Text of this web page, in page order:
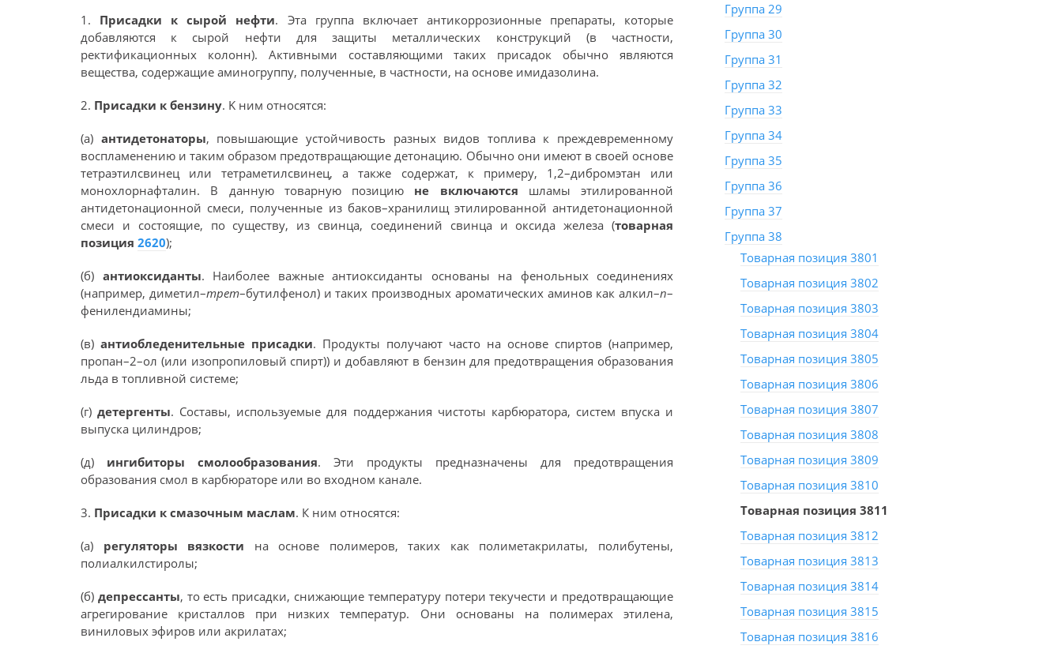
1. Присадки к сырой нефти. Эта группа включает антикоррозионные препараты, которые
добавляются к сырой нефти для защиты металлических конструкций (в частности,
ректификационных колонн). Активными составляющими таких присадок обычно являются
вещества, содержащие аминогруппу, полученные, в частности, на основе имидазолина.
2. Присадки к бензину. K ним относятся:
(а) антидетонаторы, повышающие устойчивость разных видов топлива к преждевременному
воспламенению и таким образом предотвращающие детонацию. Обычно они имеют в своей основе
тетраэтилсвинец или тетраметилсвинец, а также содержат, к примеру, 1,2–дибромэтан или
монохлорнафталин. В данную товарную позицию не включаются шламы этилированной
антидетонационной смеси, полученные из баков–хранилищ этилированной антидетонационной
смеси и состоящие, по существу, из свинца, соединений свинца и оксида железа (товарная
позиция 2620);
(б) антиоксиданты. Наиболее важные антиоксиданты основаны на фенольных соединениях
(например, диметил–трет–бутилфенол) и таких производных ароматических аминов как алкил–n–
фенилендиамины;
(в) антиобледенительные присадки. Продукты получают часто на основе спиртов (например,
пропан–2–ол (или изопропиловый спирт)) и добавляют в бензин для предотвращения образования
льда в топливной системе;
(г)детергенты. Составы, используемые для поддержания чистоты карбюратора, систем впуска и
выпуска цилиндров;
(д) ингибиторы смолообразования. Эти продукты предназначены для предотвращения
образования смол в карбюраторе или во входном канале.
3. Присадки к смазочным маслам. К ним относятся:
(а) регуляторы вязкости на основе полимеров, таких как полиметакрилаты, полибутены,
полиалкилстиролы;
(б) депрессанты, то есть присадки, снижающие температуру потери текучести и предотвращающие
агрегирование кристаллов при низких температур. Они основаны на полимерах этилена,
виниловых эфиров или акрилатах;
Группа 29
Группа 30
Группа 31
Группа 32
Группа 33
Группа 34
Группа 35
Группа 36
Группа 37
Группа 38
Товарная позиция 3801
Товарная позиция 3802
Товарная позиция 3803
Товарная позиция 3804
Товарная позиция 3805
Товарная позиция 3806
Товарная позиция 3807
Товарная позиция 3808
Товарная позиция 3809
Товарная позиция 3810
Товарная позиция 3811
Товарная позиция 3812
Товарная позиция 3813
Товарная позиция 3814
Товарная позиция 3815
Товарная позиция 3816